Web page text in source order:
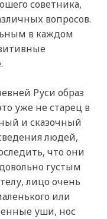
советника,
вопросов.
в каждом
Руси образ
уже не старец в
и сказочный
людей,
что они
густым
лицо очень
или
уши, нос